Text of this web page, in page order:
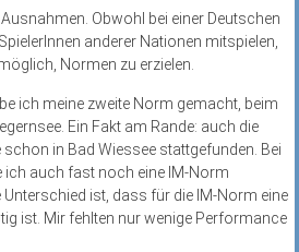
Obwohl bei einer Deutschen
anderer Nationen mitspielen,
Normen zu erzielen.
ich meine zweite Norm gemacht, beim
Ein Fakt am Rande: auch die
in Bad Wiessee stattgefunden. Bei
ich auch fast noch eine IM-Norm
ist, dass für die IM-Norm eine
ist. Mir fehlten nur wenige Performance